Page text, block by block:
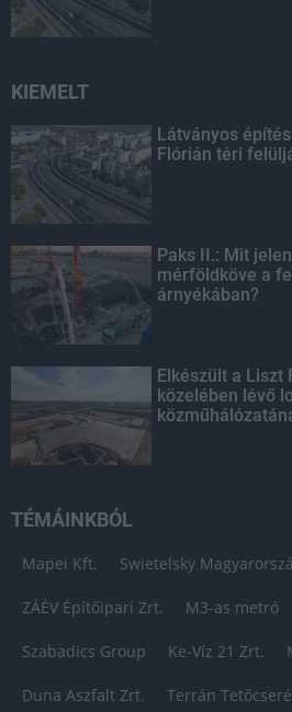
KIEMELT
Látványos
Flórián téri
Paks II.: Mit
mérföldköve a
árnyékában?
Elkészült a Liszt
közelében lévő
TÉMÁINKBÓL
Mapei Kft. Swietelsky
ZÁÉV Építőipari Zrt. M3-as metró
Szabadics Group Ke-Víz 21 Zrt.
Duna Aszfalt Zrt. Terrán